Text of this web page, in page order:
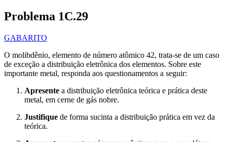
3p^5}
Problema 1C.29
GABARITO
O molibdênio, elemento de número atômico 42, trata-se de um caso
de exceção a distribuição eletrônica dos elementos. Sobre este
importante metal, responda aos questionamentos a seguir:
Apresente a distribuição eletrônica teórica e prática deste
metal, em cerne de gás nobre.
Justifique de forma sucinta a distribuição prática em vez da
teórica.